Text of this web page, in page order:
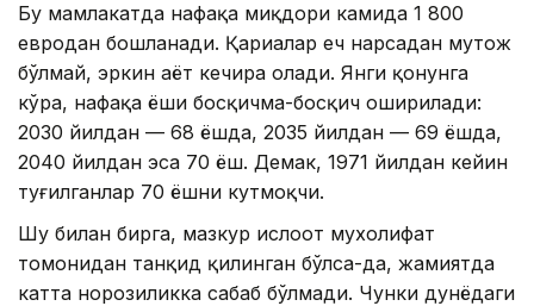
Бу мамлакатда нафақа миқдори камида 1 800
евродан бошланади. Қариалар ҳеч нарсадан муҳтож
бўлмай, эркин ҳаёт кечира олади. Янги қонунга
кўра, нафақа ёши босқичма-босқич оширилади:
2030 йилдан — 68 ёшда, 2035 йилдан — 69 ёшда,
2040 йилдан эса 70 ёш. Демак, 1971 йилдан кейин
туғилганлар 70 ёшни кутмоқчи.
Шу билан бирга, мазкур ислоҳот мухолифат
томонидан танқид қилинган бўлса-да, жамиятда
катта норозиликка сабаб бўлмади. Чунки дунёдаги